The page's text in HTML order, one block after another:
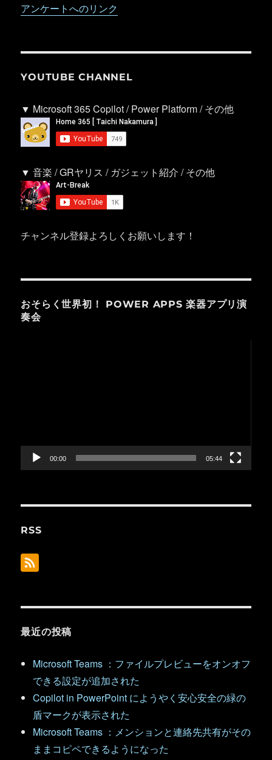
アンケートへのリンク
YOUTUBE CHANNEL
▼ Microsoft 365 Copilot / Power Platform / その他
▼ 音楽 / GRヤリス / ガジェット紹介 / その他
チャンネル登録よろしくお願いします！
おそらく世界初！ POWER APPS 楽器アプリ演
奏会
ー
00:00 05:44
RSS
最近の投稿
Microsoft Teams ：ファイルプレビューをオンオフ
できる設定が追加された
Copilot in PowerPoint にようやく安心安全の緑の
盾マークが表示された
Microsoft Teams ：メンションと連絡先共有がその
ままコピペできるようになった